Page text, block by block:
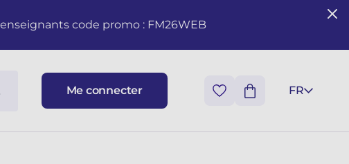
code promo : FM26WEB
Me connecter FR